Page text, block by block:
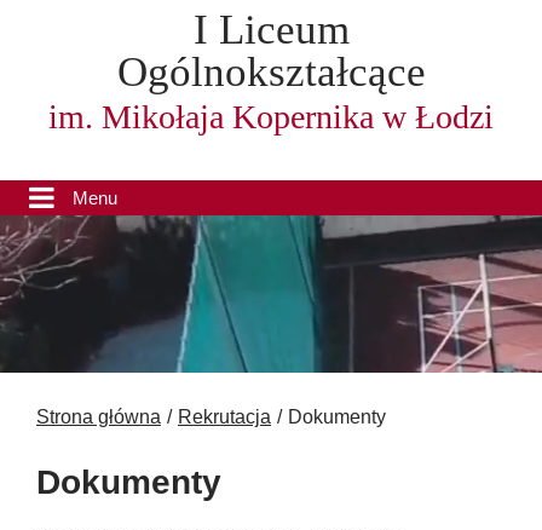
I Liceum
Ogólnokształcące
im. Mikołaja Kopernika w Łodzi
Menu
Strona główna Rekrutacja Dokumenty
Dokumenty